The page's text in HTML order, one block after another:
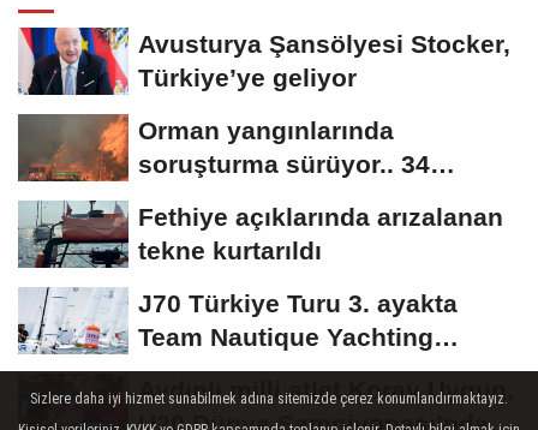
Avusturya Şansölyesi Stocker,
Türkiye’ye geliyor
Orman yangınlarında
soruşturma sürüyor.. 34
Fethiye açıklarında arızalanan
tekne kurtarıldı
J70 Türkiye Turu 3. ayakta
Team Nautique Yachting
şampiyonluğu elde...
Aydınlı milli atlet Koray Uygun,
U20 Dünya Şampiyonası’nda
Sizlere daha iyi hizmet sunabilmek adına sitemizde çerez konumlandırmaktayız.